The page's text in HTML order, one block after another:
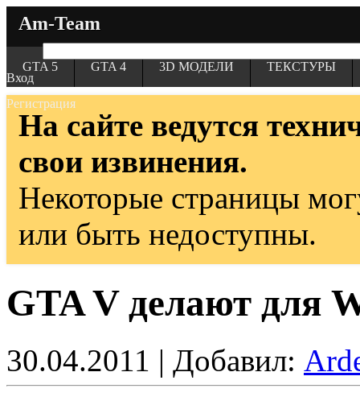
Am-Team
Вход
Регистрация
GTA 5 GTA 4 3D МОДЕЛИ ТЕКСТУРЫ
На сайте ведутся
свои извинения.
Некоторые страницы
или быть недоступны.
GTA V делают для
30.04.2011 | Добавил: